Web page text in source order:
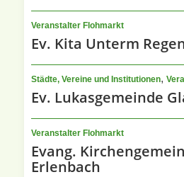
Veranstalter Flohmarkt
Ev. Kita Unterm
Städte, Vereine und Institutionen,
Ev. Lukasgemeinde
Veranstalter Flohmarkt
Evang.
Erlenbach